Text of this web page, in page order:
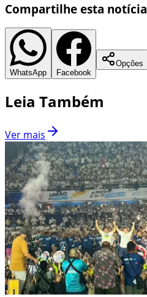
Compartilhe esta notícia
WhatsApp Facebook
Opções
Leia Também
Ver mais